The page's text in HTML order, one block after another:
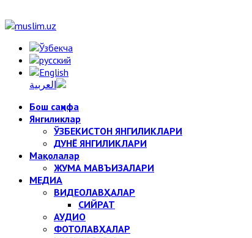
Бош саҳифа
Янгиликлар
ЎЗБЕКИСТОН ЯНГИЛИКЛАРИ
ДУНЁ ЯНГИЛИКЛАРИ
Мақолалар
ЖУМА МАВЪИЗАЛАРИ
МЕДИА
ВИДЕОЛАВҲАЛАР
СИЙРАТ
АУДИО
ФОТОЛАВҲАЛАР